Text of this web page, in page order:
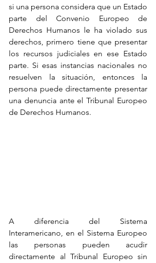
si una persona considera que un Estado
parte del Convenio Europeo de
Derechos Humanos le ha violado sus
derechos, primero tiene que presentar
los recursos judiciales en ese Estado
parte. Si esas instancias nacionales no
resuelven la situación, entonces la
persona puede directamente presentar
una denuncia ante el Tribunal Europeo
de Derechos Humanos.
A diferencia del Sistema
Interamericano, en el Sistema Europeo
las personas pueden acudir
directamente al Tribunal Europeo sin